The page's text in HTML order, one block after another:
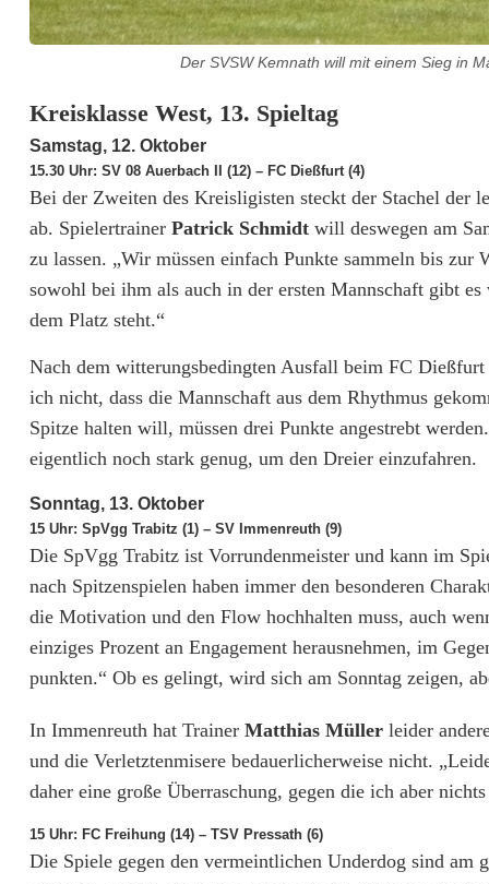
W
e
b
l
e
i
b
d
e
r
e
r
s
e
V
e
r
f
Der SVSW Kemnath will mit einem Sieg in
Kreisklasse West, 13. Spieltag
Samstag, 12. Oktober
15.30 Uhr: SV 08 Auerbach II (12) – FC Dießfurt (4)
Bei der Zweiten des Kreisligisten steckt der Stachel der
ab. Spielertrainer Patrick Schmidt will deswegen am
zu lassen. „Wir müssen einfach Punkte sammeln bis
sowohl bei ihm als auch in der ersten Mannschaft gibt
dem Platz steht.“
Nach dem witterungsbedingten Ausfall beim FC
ich nicht, dass die Mannschaft aus dem Rhythmus
Spitze halten will, müssen drei Punkte angestrebt
eigentlich noch stark genug, um den Dreier einzufahren.
Sonntag, 13. Oktober
15 Uhr: SpVgg Trabitz (1) – SV Immenreuth (9)
Die SpVgg Trabitz ist Vorrundenmeister und kann im
nach Spitzenspielen haben immer den besonderen
die Motivation und den Flow hochhalten muss, auch
einziges Prozent an Engagement herausnehmen, im
punkten.“ Ob es gelingt, wird sich am Sonntag zeigen,
In Immenreuth hat Trainer Matthias Müller leider
und die Verletztenmisere bedauerlicherweise nicht.
daher eine große Überraschung, gegen die ich aber
15 Uhr: FC Freihung (14) – TSV Pressath (6)
Die Spiele gegen den vermeintlichen Underdog sind am